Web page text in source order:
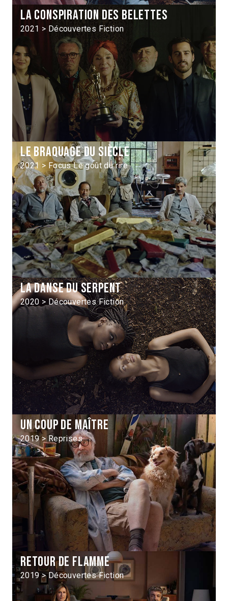
La Conspiration des belettes
2021 > Découvertes Fiction
Le Braquage du siècle
2021 > Focus Le goût du rire
La Danse du serpent
2020 > Découvertes Fiction
Un coup de maître
2019 > Reprises
Retour de flamme
2019 > Découvertes Fiction